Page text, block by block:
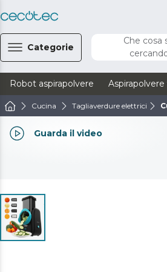
Categorie
Che cosa
Robot aspirapolvere
Cucina Tagliaverdure elettrici
Guarda il video